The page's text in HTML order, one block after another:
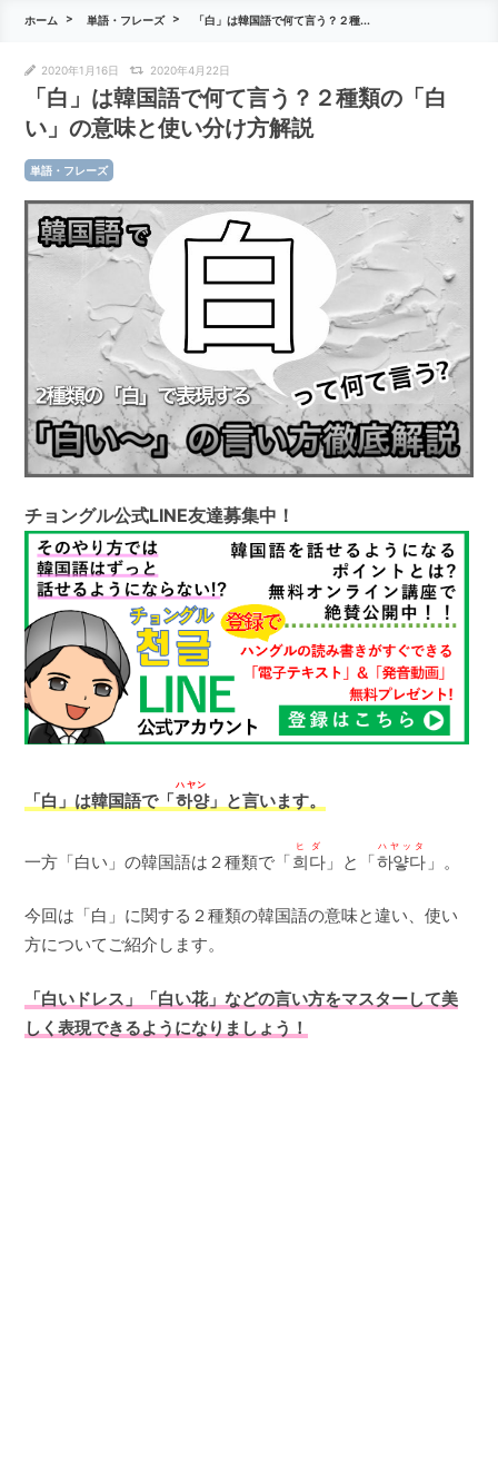
ホーム 単語・フレーズ 「白」は韓国語で何て言う？２種...
2020年1月16日 2020年4月22日
「白」は韓国語で何て言う？２種類の「白
い」の意味と使い分け方解説
単語・フレーズ
チョングル公式LINE友達募集中！
「白」は韓国語で「하양
ハヤン
」と言います。
一方「白い」の韓国語は２種類で「희다
ヒダ
」と「하얗다
ハヤッタ
」。
今回は「白」に関する２種類の韓国語の意味と違い、使い
方についてご紹介します。
「白いドレス」「白い花」などの言い方をマスターして美
しく表現できるようになりましょう！